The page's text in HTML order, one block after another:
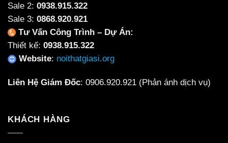
Sale 2: 0938.915.322
Sale 3: 0868.920.921
Tư Vấn Công Trình – Dự Án:
Thiết kế: 0938.915.322
Website: noithatgiasi.org
Liên Hệ Giám Đốc: 0906.920.921 (Phản ánh dịch vụ)
KHÁCH HÀNG